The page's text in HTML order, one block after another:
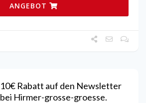
ANGEBOT
10€ Rabatt auf den Newsletter
bei Hirmer-grosse-groesse.